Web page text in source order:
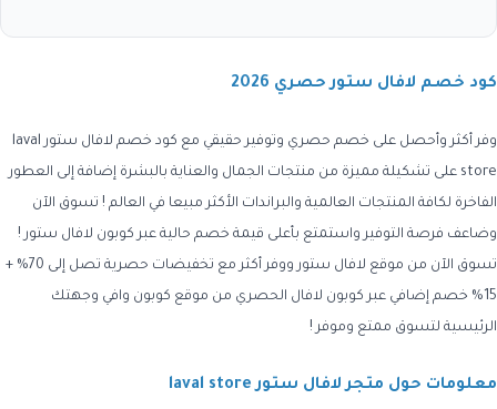
كود خصم لافال ستور حصري 2026
وفر أكثر وأحصل على خصم حصري وتوفير حقيقي مع كود خصم لافال ستور laval
store على تشكيلة مميزة من منتجات الجمال والعناية بالبشرة إضافة إلى العطور
الفاخرة لكافة المنتجات العالمية والبراندات الأكثر مبيعا في العالم ! تسوق الآن
وضاعف فرصة التوفير واستمتع بأعلى قيمة خصم حالية عبر كوبون لافال ستور !
تسوق الآن من موقع لافال ستور ووفر أكثر مع تخفيضات حصرية تصل إلى 70% +
15% خصم إضافي عبر كوبون لافال الحصري من موقع كوبون وافي وجهتك
الرئيسية لتسوق ممتع وموفر !
معلومات حول متجر لافال ستور laval store